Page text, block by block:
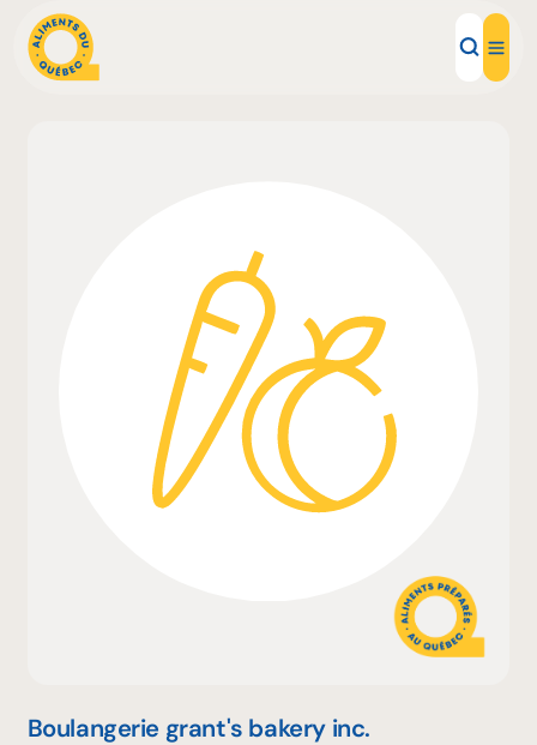
Inspirations d'ici
Restaurants
Institutions
À propos
Boulangerie grant's bakery inc.